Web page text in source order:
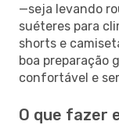
—seja levando
suéteres para
shorts e
boa preparação
confortável e
O que fazer